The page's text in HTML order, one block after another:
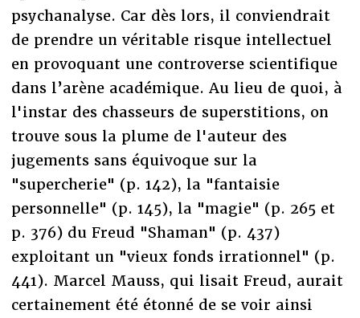
psychanalyse. Car dès lors, il conviendrait
de prendre un véritable risque intellectuel
en provoquant une controverse scientifique
dans l’arène académique. Au lieu de quoi, à
l'instar des chasseurs de superstitions, on
trouve sous la plume de l'auteur des
jugements sans équivoque sur la
"supercherie" (p. 142), la "fantaisie
personnelle" (p. 145), la "magie" (p. 265 et
p. 376) du Freud "Shaman" (p. 437)
exploitant un "vieux fonds irrationnel" (p.
441). Marcel Mauss, qui lisait Freud, aurait
certainement été étonné de se voir ainsi